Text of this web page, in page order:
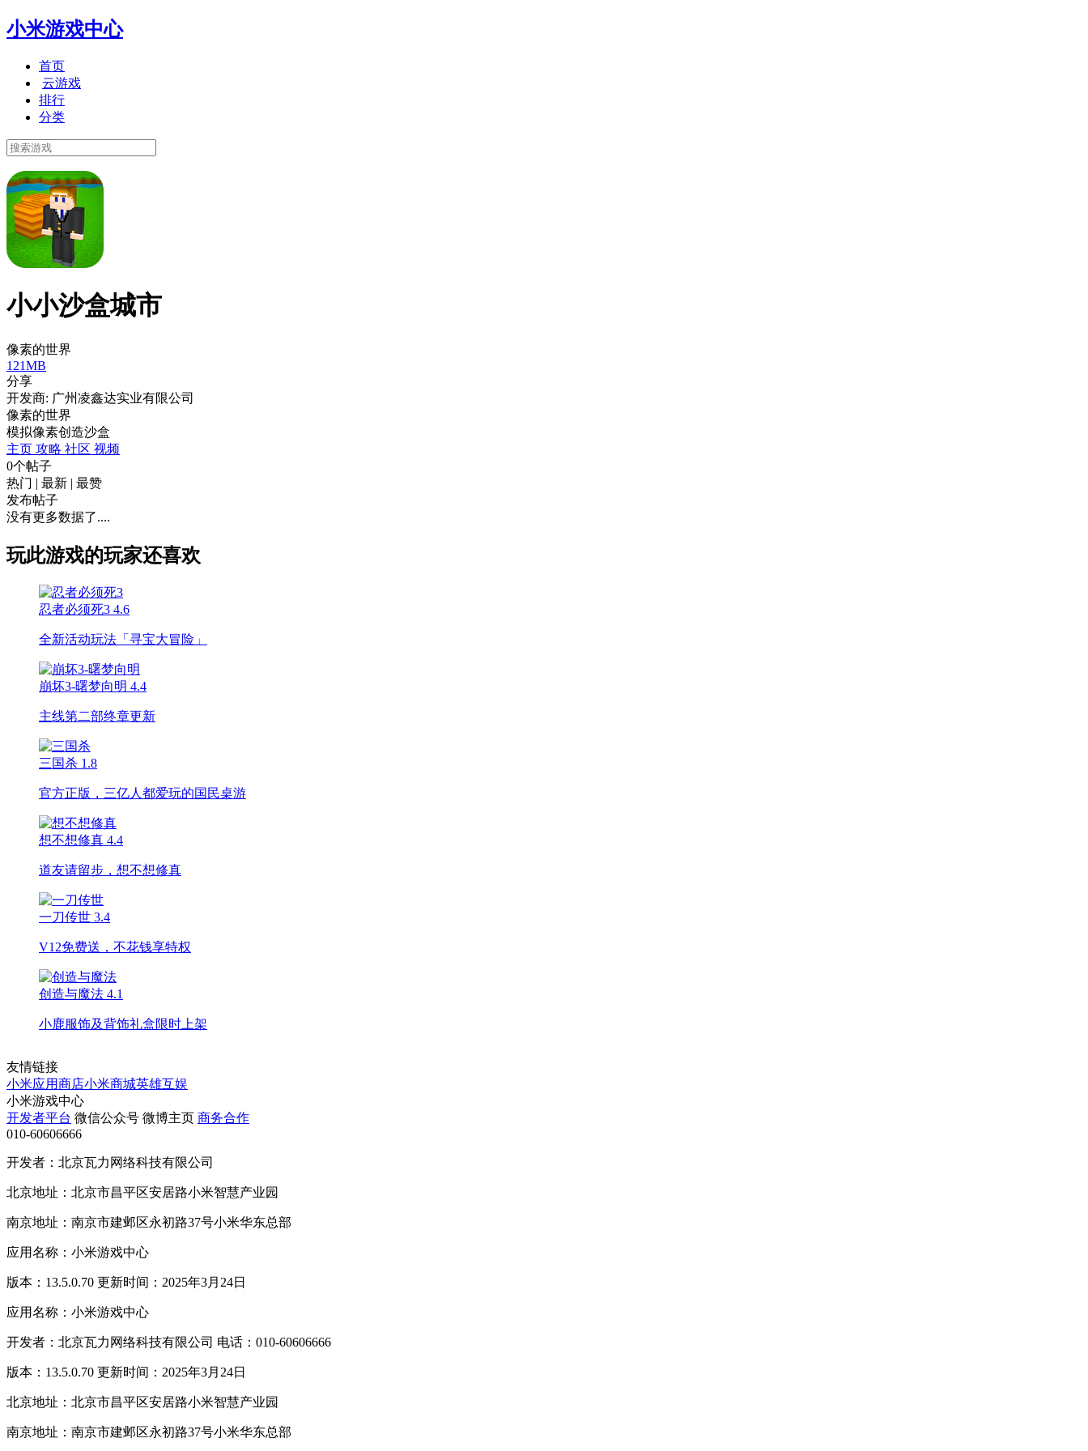
小米游戏中心
首页
云游戏
排行
分类
小小沙盒城市
像素的世界
121MB
分享
开发商: 广州凌鑫达实业有限公司
像素的世界
模拟像素创造沙盒
主页 攻略 社区 视频
0个帖子
热门 | 最新 | 最赞
发布帖子
没有更多数据了....
玩此游戏的玩家还喜欢
忍者必须死3 4.6
全新活动玩法「寻宝大冒险」
崩坏3-曙梦向明 4.4
主线第二部终章更新
三国杀 1.8
官方正版，三亿人都爱玩的国民桌游
想不想修真 4.4
道友请留步，想不想修真
一刀传世 3.4
V12免费送，不花钱享特权
创造与魔法 4.1
小鹿服饰及背饰礼盒限时上架
友情链接
小米应用商店小米商城英雄互娱
小米游戏中心
开发者平台 微信公众号 微博主页 商务合作
010-60606666
开发者：北京瓦力网络科技有限公司
北京地址：北京市昌平区安居路小米智慧产业园
南京地址：南京市建邺区永初路37号小米华东总部
应用名称：小米游戏中心
版本：13.5.0.70 更新时间：2025年3月24日
应用名称：小米游戏中心
开发者：北京瓦力网络科技有限公司 电话：010-60606666
版本：13.5.0.70 更新时间：2025年3月24日
北京地址：北京市昌平区安居路小米智慧产业园
南京地址：南京市建邺区永初路37号小米华东总部